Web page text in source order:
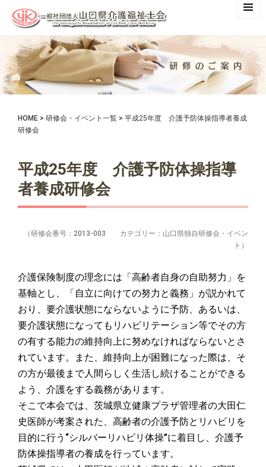
HOME > 研修会・イベント一覧 > 平成25年度 介護予防体操指導者養成
研修会
平成25年度 介護予防体操指導
者養成研修会
（研修会番号：2013-003 カテゴリー：山口県独自研修会・イベン
ト）
介護保険制度の理念には「高齢者自身の自助努力」を
基軸とし、「自立に向けての努力と義務」が説かれて
おり、要介護状態にならないように予防、あるいは、
要介護状態になってもリハビリテーション等でその方
の有する能力の維持向上に努めなければならないとさ
れています。また、維持向上が困難になった際は、そ
の方が最後まで人間らしく生活し続けることができる
よう、介護をする義務があります。
そこで本会では、茨城県立健康プラザ管理者の大田仁
史医師が考案された、高齢者の介護予防とリハビリを
目的に行う“シルバーリハビリ体操”に着目し、介護予
防体操指導者の養成を行っています。